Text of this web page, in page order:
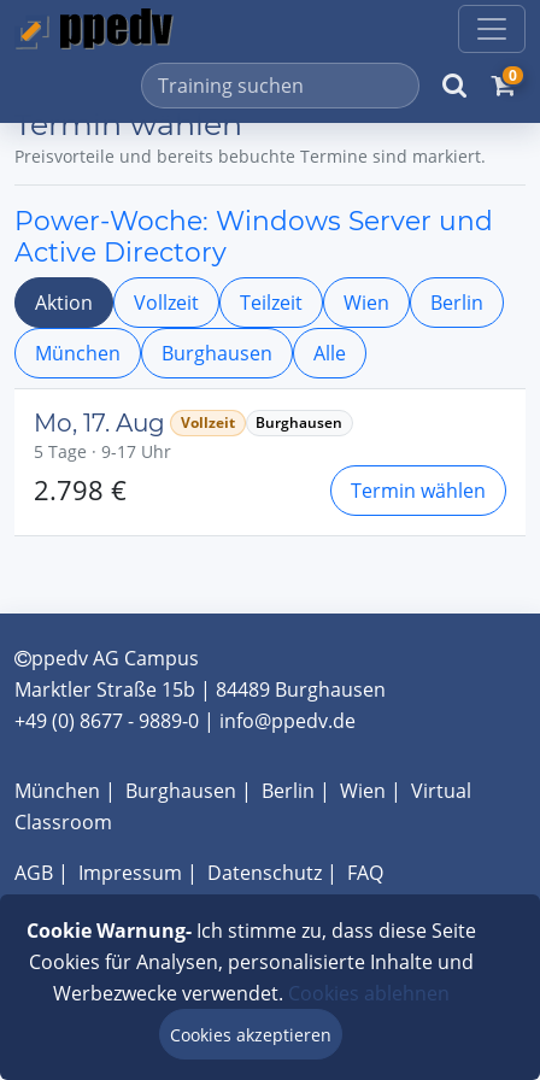
0
Termin wählen
Preisvorteile und bereits bebuchte Termine sind markiert.
Power-Woche: Windows Server und
Active Directory
Aktion Vollzeit Teilzeit Wien
Berlin
München
Burghausen Alle
Mo, 17. Aug Vollzeit Burghausen
5 Tage · 9-17 Uhr
2.798 € Termin wählen
ppedv AG Campus
Marktler Straße 15b | 84489 Burghausen
+49 (0) 8677 - 9889-0 | info@ppedv.de
München | Burghausen | Berlin | Wien | Virtual
Classroom
AGB | Impressum | Datenschutz | FAQ
Cookie Warnung-Ich stimme zu, dass diese Seite
Cookies für Analysen, personalisierte Inhalte und
Werbezwecke verwendet. Cookies ablehnen
Cookies akzeptieren